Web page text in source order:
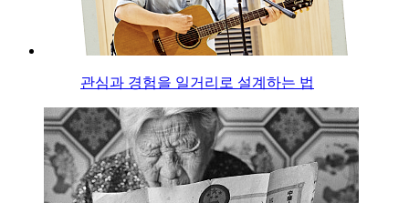
관심과 경험을 일거리로 설계하는 법